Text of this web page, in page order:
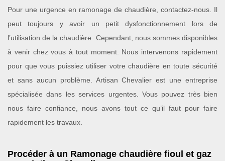
Pour une urgence en ramonage de chaudière, contactez-nous. Il
peut toujours y avoir un petit dysfonctionnement lors de
l’utilisation de la chaudière. Cependant, nous sommes disponibles
à venir chez vous à tout moment. Nous intervenons rapidement
pour que vous puissiez utiliser votre chaudière en toute sécurité
et sans aucun problème. Artisan Chevalier est une entreprise
spécialisée dans les services urgentes. Vous pouvez très bien
nous faire confiance, nous avons tout ce qu’il faut pour faire
rapidement les travaux.
Procéder à un Ramonage chaudière fioul et gaz